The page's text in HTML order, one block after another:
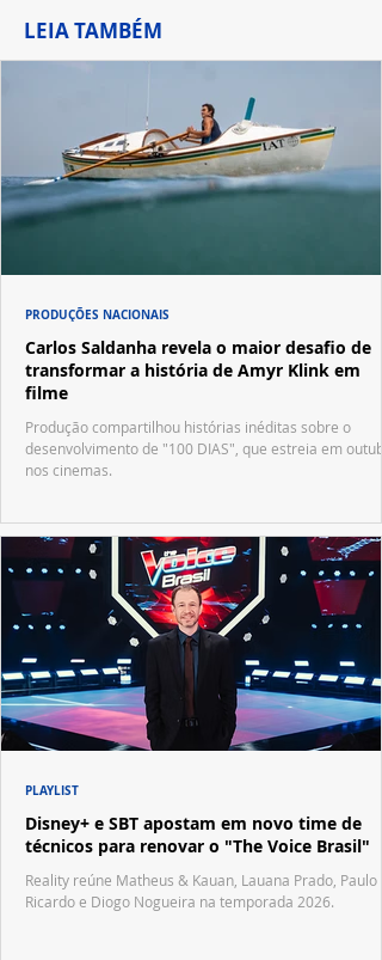
LEIA TAMBÉM
Carlos Saldanha revela o maior desafio de
transformar a história de Amyr Klink em
filme
Produção compartilhou histórias inéditas sobre o
desenvolvimento de "100 DIAS", que estreia em
nos cinemas.
PRODUÇÕES NACIONAIS
Disney+ e SBT apostam em novo time de
técnicos para renovar o "The Voice Brasil"
Reality reúne Matheus & Kauan, Lauana Prado, Paulo
Ricardo e Diogo Nogueira na temporada 2026.
PLAYLIST